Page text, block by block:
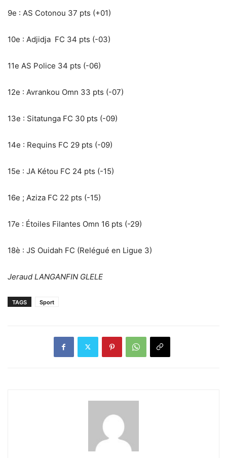
9e : AS Cotonou 37 pts (+01)
10e : Adjidja FC 34 pts (-03)
11e AS Police 34 pts (-06)
12e : Avrankou Omn 33 pts (-07)
13e : Sitatunga FC 30 pts (-09)
14e : Requins FC 29 pts (-09)
15e : JA Kétou FC 24 pts (-15)
16e ; Aziza FC 22 pts (-15)
17e : Étoiles Filantes Omn 16 pts (-29)
18è : JS Ouidah FC (Relégué en Ligue 3)
Jeraud LANGANFIN GLELE
TAGS Sport